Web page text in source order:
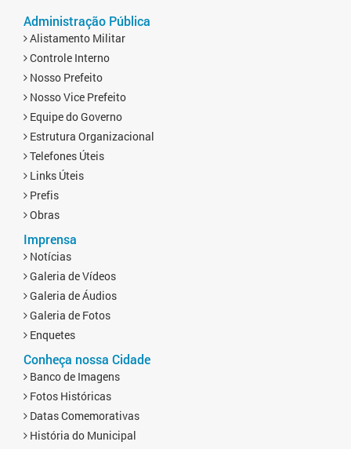
Administração Pública
Alistamento Militar
Controle Interno
Nosso Prefeito
Nosso Vice Prefeito
Equipe do Governo
Estrutura Organizacional
Telefones Úteis
Links Úteis
Prefis
Obras
Imprensa
Notícias
Galeria de Vídeos
Galeria de Áudios
Galeria de Fotos
Enquetes
Conheça nossa Cidade
Banco de Imagens
Fotos Históricas
Datas Comemorativas
História do Municipal